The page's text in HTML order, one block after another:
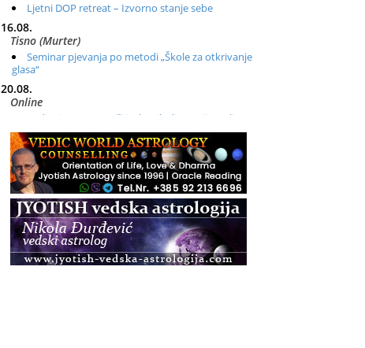
Ljetni DOP retreat – Izvorno stanje sebe
16.08.
Tisno (Murter)
Seminar pjevanja po metodi „Škole za otkrivanje
glasa“
20.08.
Online
Radionica: Pomagači iz drugih dimenzija Online –
otvoreno za sve
21.08.
Zagreb+Online
Osnovni ThetaHealing® tečaj, Zagreb i Online
22.08.
Pula
Access BARS®, otpusti stres
23.08.
Pula